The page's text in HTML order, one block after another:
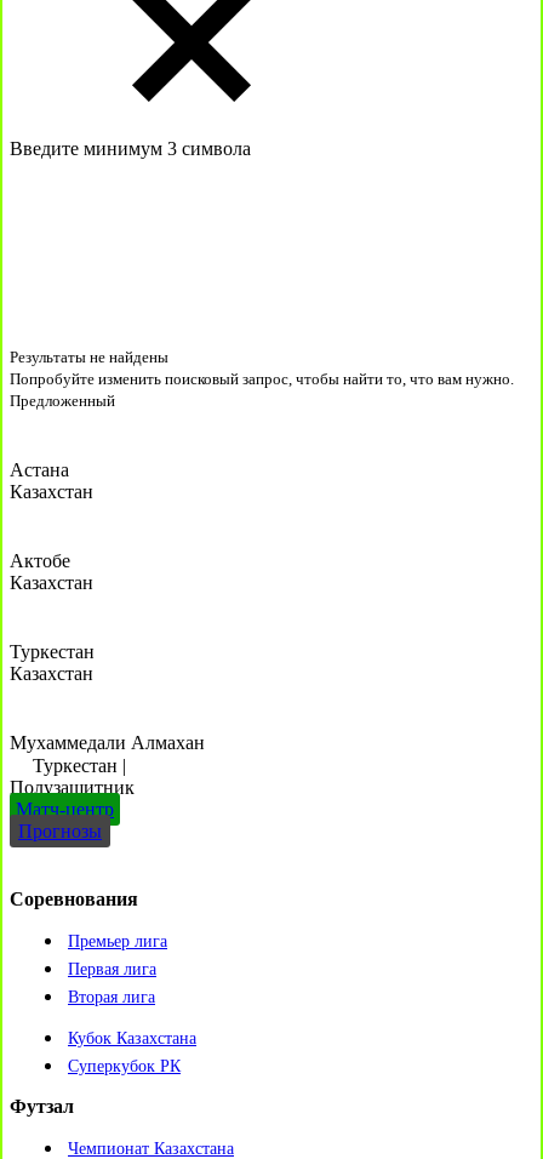
Введите минимум 3 символа
Результаты не найдены
Попробуйте изменить поисковый запрос, чтобы найти то, что вам нужно.
Предложенный
Астана
Казахстан
Актобе
Казахстан
Туркестан
Казахстан
Мухаммедали Алмахан
Туркестан |
Полузащитник
Матч-центр
Прогнозы
Соревнования
Премьер лига
Первая лига
Вторая лига
Кубок Казахстана
Суперкубок РК
Футзал
Чемпионат Казахстана